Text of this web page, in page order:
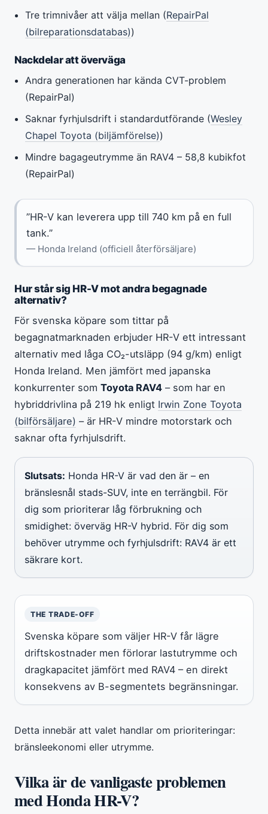
Tre trimnivåer att välja mellan (RepairPal
(bilreparationsdatabas))
Nackdelar att överväga
Andra generationen har kända CVT-problem
(RepairPal)
Saknar fyrhjulsdrift i standardutförande (Wesley
Chapel Toyota (biljämförelse))
Mindre bagageutrymme än RAV4 – 58,8 kubikfot
(RepairPal)
”HR-V kan leverera upp till 740 km på en full
tank.”
— Honda Ireland (officiell återförsäljare)
Hur står sig HR-V mot andra begagnade
alternativ?
För svenska köpare som tittar på
begagnatmarknaden erbjuder HR-V ett intressant
alternativ med låga CO₂-utsläpp (94 g/km) enligt
Honda Ireland. Men jämfört med japanska
konkurrenter som Toyota RAV4 – som har en
hybriddrivlina på 219 hk enligt Irwin Zone Toyota
(bilförsäljare) – är HR-V mindre motorstark och
saknar ofta fyrhjulsdrift.
Slutsats: Honda HR-V är vad den är – en
bränslesnål stads-SUV, inte en terrängbil. För
dig som prioriterar låg förbrukning och
smidighet: överväg HR-V hybrid. För dig som
behöver utrymme och fyrhjulsdrift: RAV4 är ett
säkrare kort.
THE TRADE-OFF
Svenska köpare som väljer HR-V får lägre
driftskostnader men förlorar lastutrymme och
dragkapacitet jämfört med RAV4 – en direkt
konsekvens av B-segmentets begränsningar.
Detta innebär att valet handlar om prioriteringar:
bränsleekonomi eller utrymme.
Vilka är de vanligaste problemen
med Honda HR-V?